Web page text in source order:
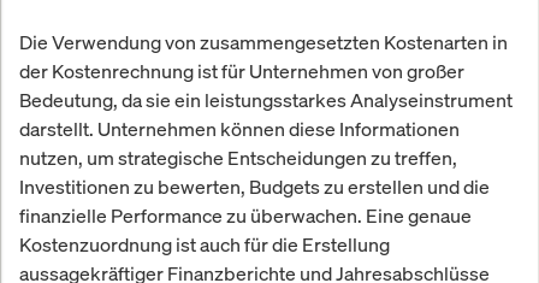
Die Verwendung von zusammengesetzten Kostenarten in
der Kostenrechnung ist für Unternehmen von großer
Bedeutung, da sie ein leistungsstarkes Analyseinstrument
darstellt. Unternehmen können diese Informationen
nutzen, um strategische Entscheidungen zu treffen,
Investitionen zu bewerten, Budgets zu erstellen und die
finanzielle Performance zu überwachen. Eine genaue
Kostenzuordnung ist auch für die Erstellung
aussagekräftiger Finanzberichte und Jahresabschlüsse